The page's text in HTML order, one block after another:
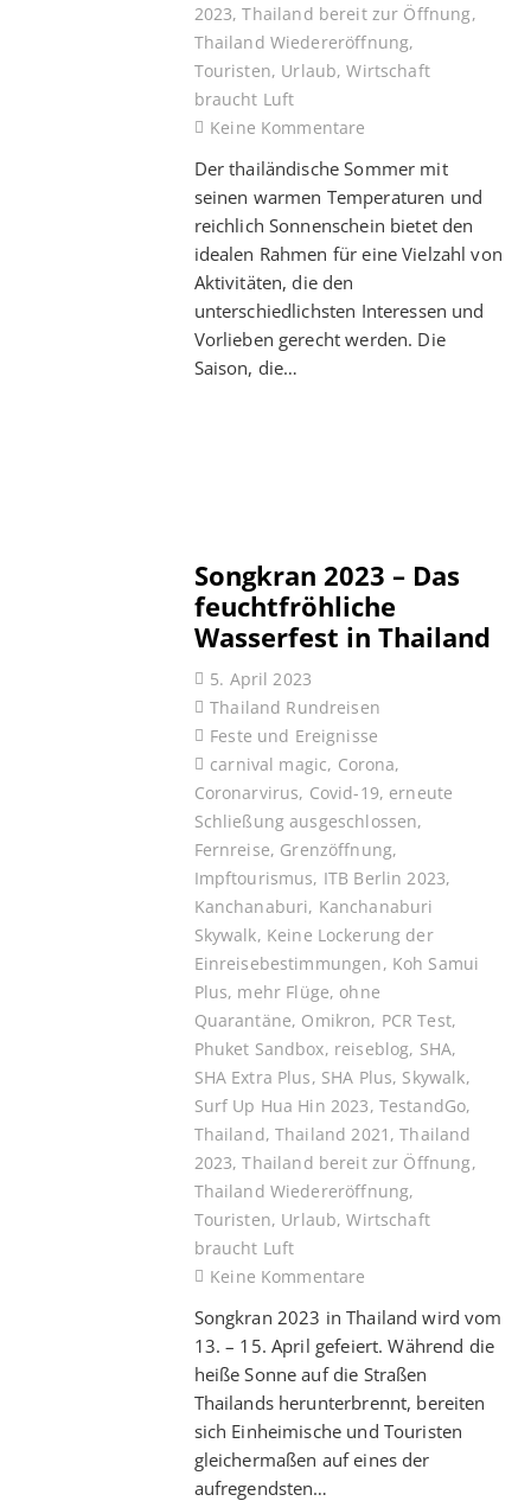
2023,Thailand bereit zur Öffnung,
Thailand Wiedereröffnung,
Touristen, Urlaub,Wirtschaft
braucht Luft
Keine Kommentare
Der thailändische Sommer mit
seinen warmen Temperaturen und
reichlich Sonnenschein bietet den
idealen Rahmen für eine Vielzahl von
Aktivitäten, die den
unterschiedlichsten Interessen und
Vorlieben gerecht werden. Die
Saison, die…
Songkran 2023 – Das
feuchtfröhliche
Wasserfest in Thailand
5. April 2023
Thailand Rundreisen
Feste und Ereignisse
carnival magic, Corona,
Coronarvirus, Covid-19, erneute
Schließung ausgeschlossen,
Fernreise, Grenzöffnung,
Impftourismus, ITB Berlin 2023,
Kanchanaburi, Kanchanaburi
Skywalk, Keine Lockerung der
Einreisebestimmungen, Koh Samui
Plus, mehr Flüge, ohne
Quarantäne, Omikron, PCR Test,
Phuket Sandbox, reiseblog, SHA,
SHA Extra Plus, SHA Plus, Skywalk,
Surf Up Hua Hin 2023, TestandGo,
Thailand,Thailand 2021 ,Thailand
2023,Thailand bereit zur Öffnung,
Thailand Wiedereröffnung,
Touristen, Urlaub,Wirtschaft
braucht Luft
Keine Kommentare
Songkran 2023 in Thailand wird vom
13. – 15. April gefeiert. Während die
heiße Sonne auf die Straßen
Thailands herunterbrennt, bereiten
sich Einheimische und Touristen
gleichermaßen auf eines der
aufregendsten…